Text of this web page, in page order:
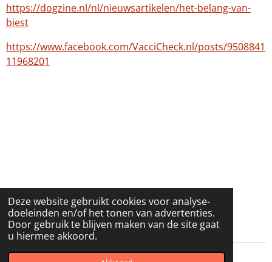
Deze website gebruikt cookies voor analyse-
doeleinden en/of het tonen van advertenties.
Door gebruik te blijven maken van de site gaat
u hiermee akkoord.
https://dogzine.nl/nl/nieuwsartikelen/het-belang-van-
biest
https://www.facebook.com/VacciCheck.nl/posts/9508841
11968201
Titeren met Vaccicheck